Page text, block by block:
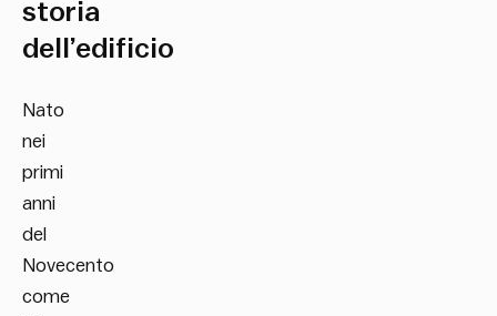
storia
dell’edificio
Nato
nei
primi
anni
del
Novecento
come